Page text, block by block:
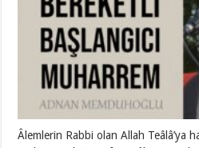
Âlemlerin Rabbi olan Allah Teâlâ’ya